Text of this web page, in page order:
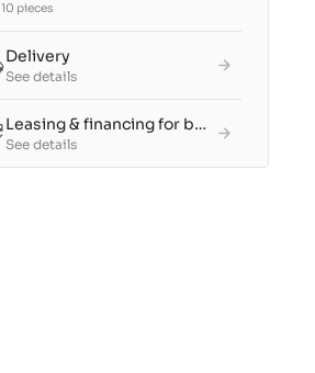
10 pieces
Delivery
See details
Leasing & financing for businesses
See details